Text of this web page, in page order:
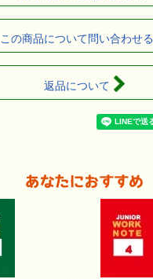
この商品について問い合わせる
返品について